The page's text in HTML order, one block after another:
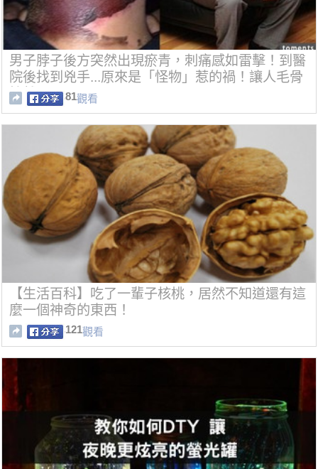
男子脖子後方突然出現瘀青，刺痛感如雷擊！到醫
院後找到兇手...原來是「怪物」惹的禍！讓人毛骨
悚然！
81觀看
【生活百科】吃了一輩子核桃，居然不知道還有這
麼一個神奇的東西！
121觀看